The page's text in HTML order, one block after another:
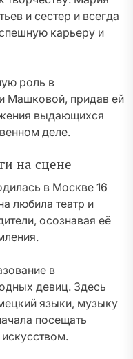
и сестер и всегда
карьеру и
роль в
Машковой, придав ей
выдающихся
деле.
на сцене
в Москве 16
любила театр и
осознавая её
в
девиц. Здесь
языки, музыку
посещать